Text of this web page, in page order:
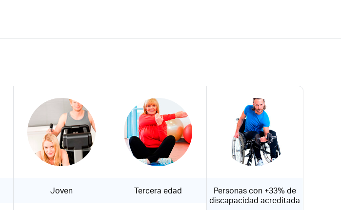
Joven Tercera edad
Personas con +33% de
discapacidad acreditada